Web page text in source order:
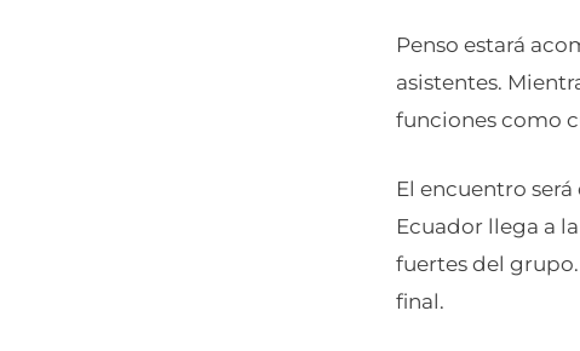
Penso estará
asistentes.
funciones como
El encuentro
Ecuador llega a
fuertes del
final.